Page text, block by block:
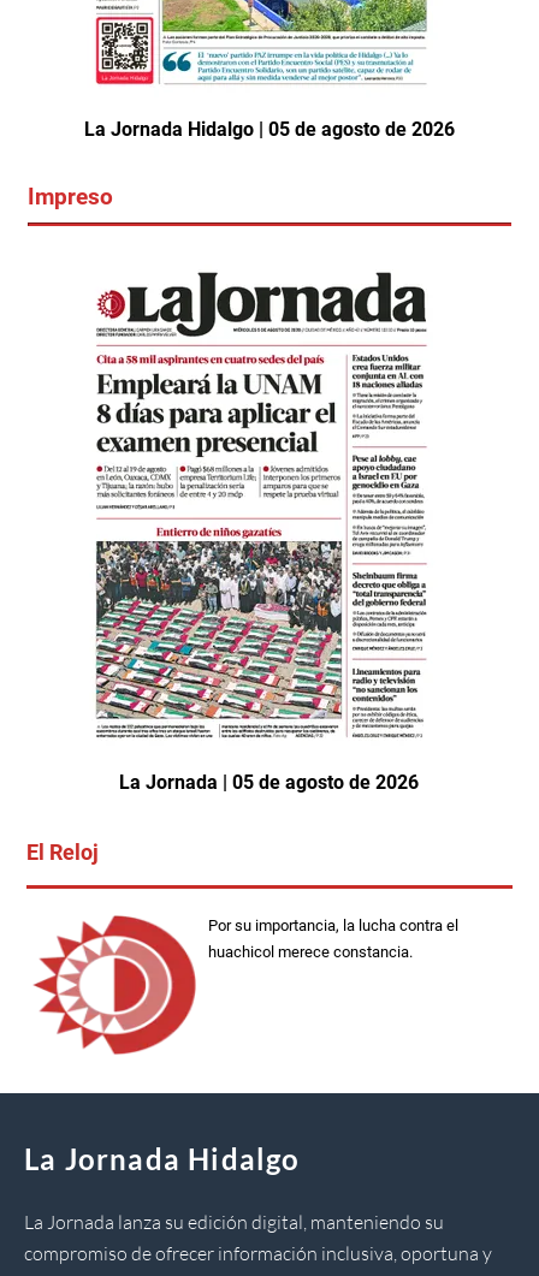
La Jornada Hidalgo | 05 de agosto de 2026
Impreso
La Jornada | 05 de agosto de 2026
El Reloj
Por su importancia, la lucha contra el
huachicol merece constancia.
La Jornada Hidalgo
La Jornada lanza su edición digital, manteniendo su
compromiso de ofrecer información inclusiva, oportuna y